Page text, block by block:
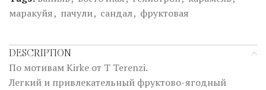
маракуйя, пачули, сандал, фруктовая
DESCRIPTION
По мотивам Kirke от T Terenzi.
Легкий и привлекательный фруктово-ягодный